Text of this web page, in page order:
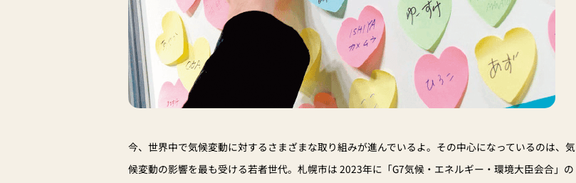
今、世界中で気候変動に対するさまざまな取り組みが進んでいるよ。その中心になっているのは、気
候変動の影響を最も受ける若者世代。札幌市は 2023年に「G7気候・エネルギー・環境大臣会合」の